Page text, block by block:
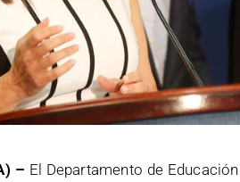
– El Departamento de